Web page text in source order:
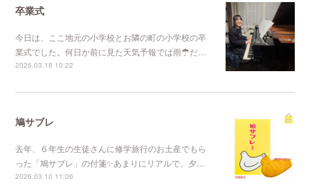
卒業式
今日は、ここ地元の小学校とお隣の町の小学校の卒
業式でした。何日か前に見た天気予報では雨☂だ…
2026.03.18 10:22
鳩サブレ
去年、６年生の生徒さんに修学旅行のお土産でもら
った「鳩サブレ」の付箋✨あまりにリアルで、夕…
2026.03.10 11:06